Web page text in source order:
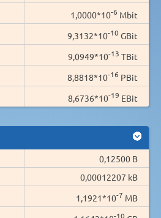
1,0000*10-6 Mbit
9,3132*10-10 GBit
9,0949*10-13 TBit
8,8818*10-16 PBit
8,6736*10-19 EBit
0,12500 B
0,00012207 kB
1,1921*10-7 MB
-10